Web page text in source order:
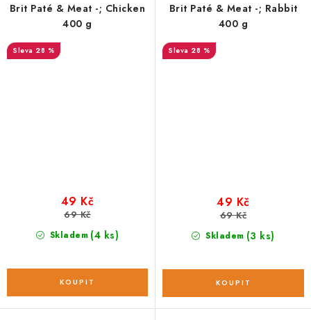
Brit Paté & Meat -; Chicken
400 g
28 %
Skladem (4 ks)
49 Kč
69 Kč
Brit Paté & Meat -; Rabbit
400 g
28 %
Skladem (3 ks)
49 Kč
69 Kč